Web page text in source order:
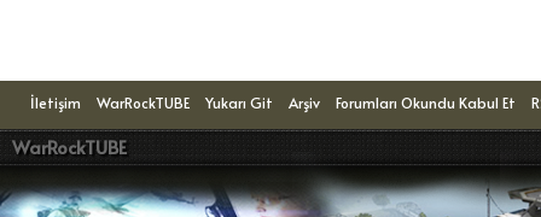
İletişim WarRockTUBE Yukarı Git Arşiv Forumları Okundu Kabul Et
WarRockTUBE